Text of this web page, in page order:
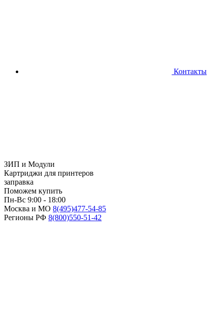
Контакты
ЗИП и Модули
Картриджи для принтеров
заправка
Поможем купить
Пн-Вс 9:00 - 18:00
Москва и МО 8(495)477-54-85
Регионы РФ 8(800)550-51-42